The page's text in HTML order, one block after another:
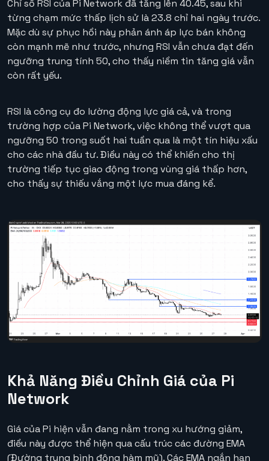
Chỉ số RSI của Pi Network đã tăng lên 40.45, sau khi
từng chạm mức thấp lịch sử là 23.8 chỉ hai ngày trước.
Mặc dù sự phục hồi này phản ánh áp lực bán không
còn mạnh mẽ như trước, nhưng RSI vẫn chưa đạt đến
ngưỡng trung tính 50, cho thấy niềm tin tăng giá vẫn
còn rất yếu.
RSI là công cụ đo lường động lực giá cả, và trong
trường hợp của Pi Network, việc không thể vượt qua
ngưỡng 50 trong suốt hai tuần qua là một tín hiệu xấu
cho các nhà đầu tư. Điều này có thể khiến cho thị
trường tiếp tục giao động trong vùng giá thấp hơn,
cho thấy sự thiếu vắng một lực mua đáng kể.
Khả Năng Điều Chỉnh Giá của Pi
Network
Giá của Pi hiện vẫn đang nằm trong xu hướng giảm,
điều này được thể hiện qua cấu trúc các đường EMA
(Đường trung bình động hàm mũ). Các EMA ngắn hạn